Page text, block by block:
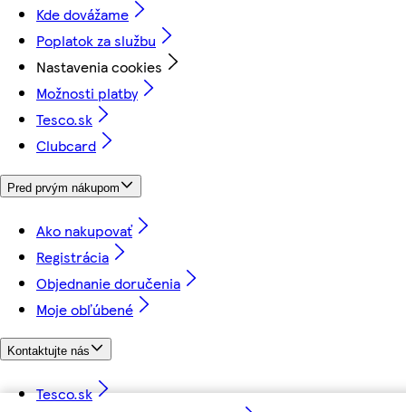
Kde dovážame
Poplatok za službu
Nastavenia cookies
Možnosti platby
Tesco.sk
Clubcard
Pred prvým nákupom
Ako nakupovať
Registrácia
Objednanie doručenia
Moje obľúbené
Kontaktujte nás
Tesco.sk